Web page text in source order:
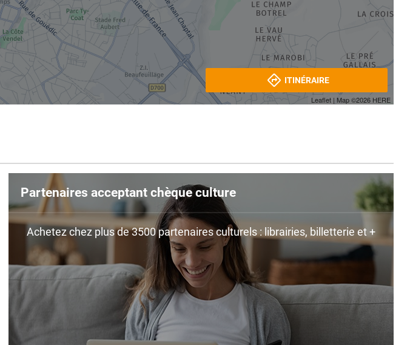
Leaflet | Map ©2026 HERE
ITINÉRAIRE
Partenaires acceptant chèque culture
Achetez chez plus de 3500 partenaires culturels : librairies, billetterie et +